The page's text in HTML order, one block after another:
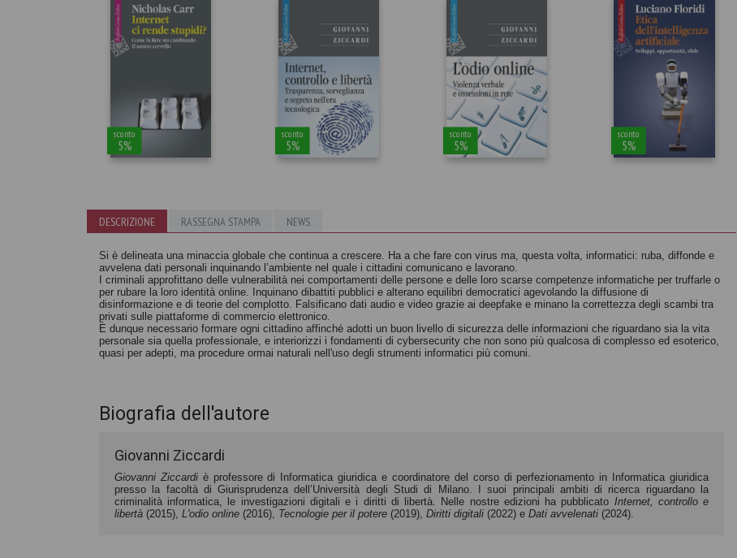
sconto
5%
Internet ci rende
stupidi?
Nicholas Carr
sconto
5%
Internet,
controllo e
libertà
Giovanni Ziccardi
sconto
5%
L'odio online
Giovanni Ziccardi
sconto
5%
Etica
dell’intelligenza
Luciano Floridi
DESCRIZIONE RASSEGNA STAMPA NEWS
Si è delineata una minaccia globale che continua a crescere. Ha a che fare con virus ma, questa volta, informatici: ruba, diffonde e
avvelena dati personali inquinando l’ambiente nel quale i cittadini comunicano e lavorano.
I criminali approfittano delle vulnerabilità nei comportamenti delle persone e delle loro scarse competenze informatiche per truffarle o
per rubare la loro identità online.
Inquinano dibattiti pubblici e alterano equilibri democratici agevolando la diffusione di
disinformazione e di teorie del complotto. Falsificano dati audio e video grazie ai deepfake e minano la correttezza degli scambi tra
privati sulle piattaforme di commercio elettronico.
È dunque necessario formare ogni cittadino affinché adotti un buon livello di sicurezza delle informazioni che riguardano sia la vita
personale sia quella professionale, e interiorizzi i fondamenti di cybersecurity che non sono più qualcosa di complesso ed esoterico,
quasi per adepti, ma procedure ormai naturali nell'uso degli strumenti informatici più comuni.
Biografia dell'autore
Giovanni Ziccardi
Giovanni Ziccardiè professore di Informatica giuridica e coordinatore del corso di perfezionamento in Informatica giuridica
presso la facoltà di Giurisprudenza dell’Università degli Studi di Milano. I suoi principali ambiti di ricerca riguardano la
criminalità informatica, le investigazioni digitali e i diritti di libertà. Nelle nostre edizioni ha pubblicato Internet, controllo e
libertà (2015), L'odio online (2016), Tecnologie per il potere (2019), Diritti digitali (2022) e Dati avvelenati (2024).